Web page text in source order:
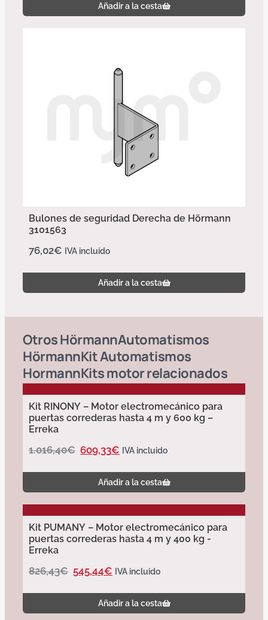
Añadir a la cesta
Bulones de seguridad Derecha de Hörmann
3101563
76,02€ IVA incluido
Añadir a la cesta
OtrosHörmannAutomatismos
HörmannKit Automatismos
HormannKits motorrelacionados
Kit RINONY – Motor electromecánico para
puertas correderas hasta 4 m y 600 kg –
Erreka
1.016,40€ 609,33€ IVA incluido
Añadir a la cesta
Kit PUMANY – Motor electromecánico para
puertas correderas hasta 4 m y 400 kg -
Erreka
826,43€ 545,44€ IVA incluido
Añadir a la cesta